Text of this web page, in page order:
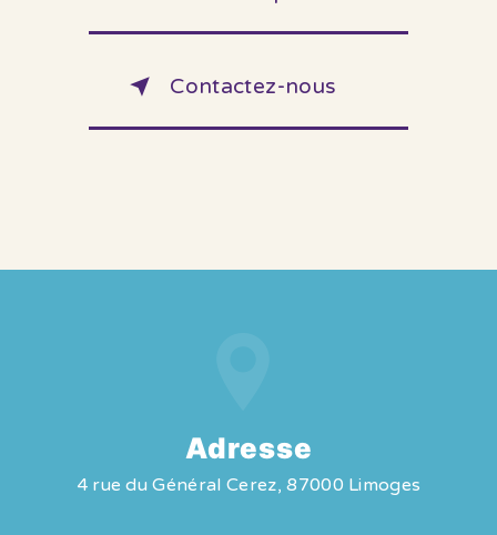
Contactez-nous
Adresse
4 rue du Général Cerez, 87000 Limoges